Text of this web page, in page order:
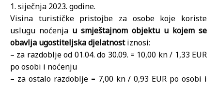
1. siječnja 2023. godine.
Visina turističke pristojbe za osobe koje koriste
uslugu noćenja u smještajnom objektu u kojem se
obavlja ugostiteljska djelatnostiznosi:
– za razdoblje od 01.04. do 30.09. = 10,00 kn / 1,33 EUR
po osobi i noćenju
– za ostalo razdoblje = 7,00 kn / 0,93 EUR po osobi i